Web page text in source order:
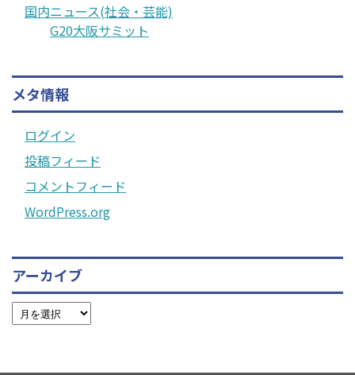
国内ニュース(社会・芸能)
G20大阪サミット
メタ情報
ログイン
投稿フィード
コメントフィード
WordPress.org
アーカイブ